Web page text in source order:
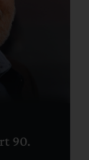
90.